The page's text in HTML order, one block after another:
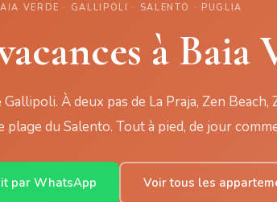
VERDE · GALLIPOLI · SALENTO · PUGLIA
à Baia
À deux pas de La Praja, Zen Beach,
plage du Salento. Tout à pied, de jour
par WhatsApp Voir tous les